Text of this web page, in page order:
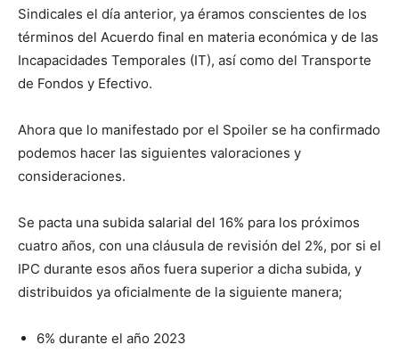
Sindicales el día anterior, ya éramos conscientes de los
términos del Acuerdo final en materia económica y de las
Incapacidades Temporales (IT), así como del Transporte
de Fondos y Efectivo.
Ahora que lo manifestado por el Spoiler se ha confirmado
podemos hacer las siguientes valoraciones y
consideraciones.
Se pacta una subida salarial del 16% para los próximos
cuatro años, con una cláusula de revisión del 2%, por si el
IPC durante esos años fuera superior a dicha subida, y
distribuidos ya oficialmente de la siguiente manera;
6% durante el año 2023